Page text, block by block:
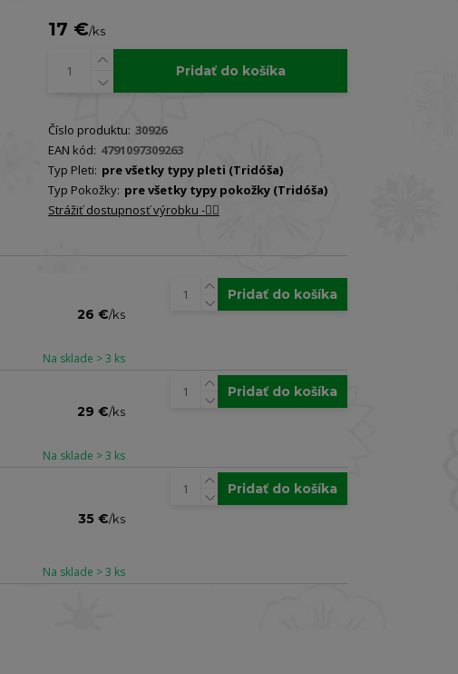
17 €/ks
Pridať do košíka
Číslo produktu: 30926
EAN kód: 4791097309263
Typ Pleti: pre všetky typy pleti (Tridóša)
Typ Pokožky: pre všetky typy pokožky (Tridóša)
Strážiť dostupnosť výrobku -🐕‍🦺
26 €/ks
Na sklade > 3 ks
Pridať do košíka
29 €/ks
Na sklade > 3 ks
Pridať do košíka
35 €/ks
Na sklade > 3 ks
Pridať do košíka